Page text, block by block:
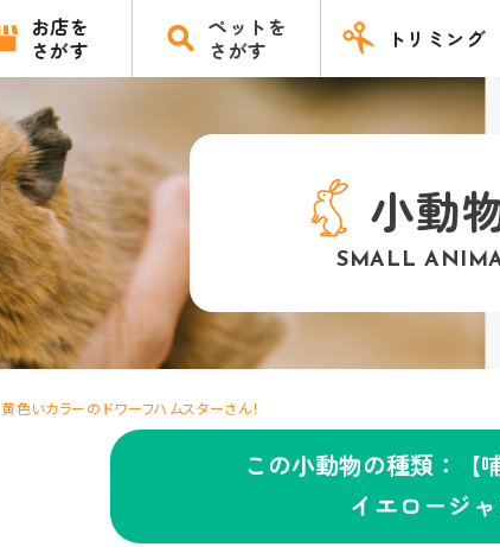
お店を
さがす
ペットを
さがす
トリミング
小動
SMALL
黄色いカラーのドワーフハムスターさん！
この小動物の種類：【
イエロージ